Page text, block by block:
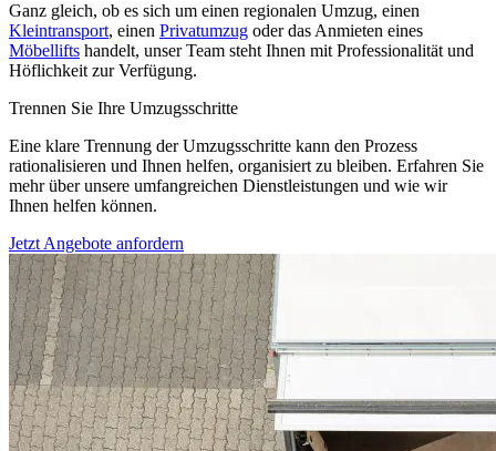
Ganz gleich, ob es sich um einen regionalen Umzug, einen
Kleintransport, einen Privatumzug oder das Anmieten eines
Möbellifts handelt, unser Team steht Ihnen mit Professionalität und
Höflichkeit zur Verfügung.
Trennen Sie Ihre Umzugsschritte
Eine klare Trennung der Umzugsschritte kann den Prozess
rationalisieren und Ihnen helfen, organisiert zu bleiben. Erfahren Sie
mehr über unsere umfangreichen Dienstleistungen und wie wir
Ihnen helfen können.
Jetzt Angebote anfordern